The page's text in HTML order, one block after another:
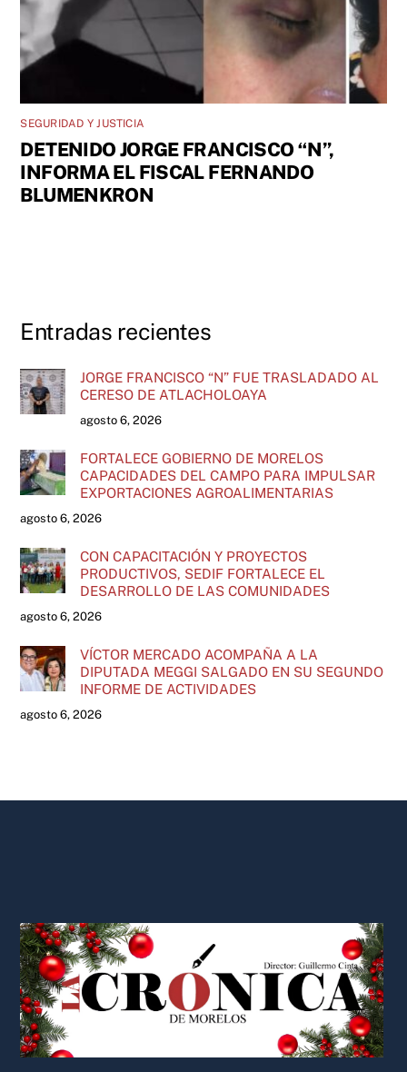
SEGURIDAD Y JUSTICIA
DETENIDO JORGE FRANCISCO “N”,
INFORMA EL FISCAL FERNANDO
BLUMENKRON
Entradas recientes
JORGE FRANCISCO “N” FUE TRASLADADO AL
CERESO DE ATLACHOLOAYA
agosto 6, 2026
FORTALECE GOBIERNO DE MORELOS
CAPACIDADES DEL CAMPO PARA IMPULSAR
EXPORTACIONES AGROALIMENTARIAS
agosto 6, 2026
CON CAPACITACIÓN Y PROYECTOS
PRODUCTIVOS, SEDIF FORTALECE EL
DESARROLLO DE LAS COMUNIDADES
agosto 6, 2026
VÍCTOR MERCADO ACOMPAÑA A LA
DIPUTADA MEGGI SALGADO EN SU SEGUNDO
INFORME DE ACTIVIDADES
agosto 6, 2026
To
Top